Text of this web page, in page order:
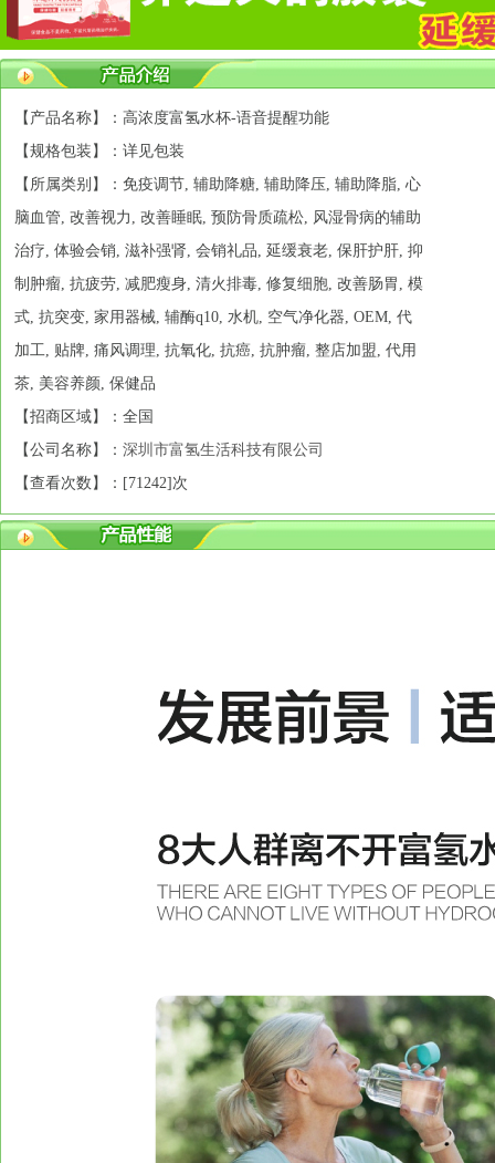
【产品名称】：高浓度富氢水杯-语音提醒功能
【规格包装】：详见包装
【所属类别】：免疫调节, 辅助降糖, 辅助降压, 辅助降脂, 心
脑血管, 改善视力, 改善睡眠, 预防骨质疏松, 风湿骨病的辅助
治疗, 体验会销, 滋补强肾, 会销礼品, 延缓衰老, 保肝护肝, 抑
制肿瘤, 抗疲劳, 减肥瘦身, 清火排毒, 修复细胞, 改善肠胃, 模
式, 抗突变, 家用器械, 辅酶q10, 水机, 空气净化器, OEM, 代
加工, 贴牌, 痛风调理, 抗氧化, 抗癌, 抗肿瘤, 整店加盟, 代用
茶, 美容养颜, 保健品
【招商区域】：全国
【公司名称】： 深圳市富氢生活科技有限公司
【查看次数】：[71242]次